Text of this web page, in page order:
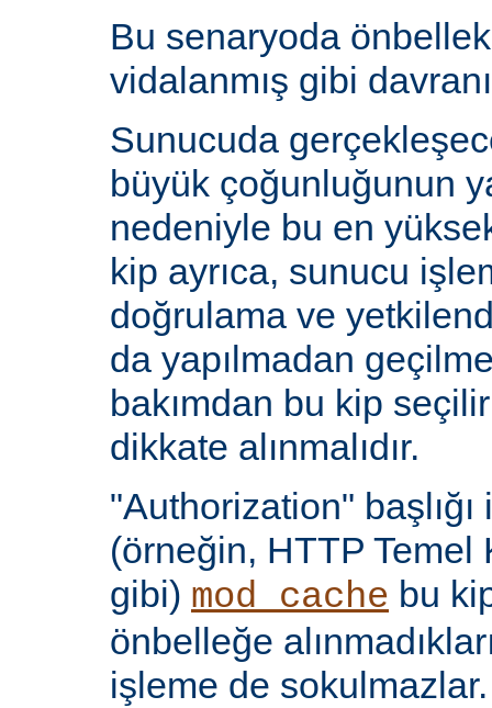
Bu senaryoda
vidalanmış gibi
Sunucuda
büyük çoğunluğunun
nedeniyle bu en
kip ayrıca, sunucu
doğrulama ve
da yapılmadan
bakımdan bu kip
dikkate alınmalıdır.
"Authorization"
(örneğin, HTTP Temel
gibi) mod_cache bu
önbelleğe
işleme de sokulmazlar.